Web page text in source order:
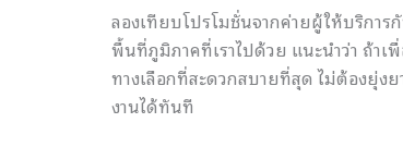
ลองเทียบโปรโมชั่นจากค่ายผู้ให้บริกา
พื้นที่ภูมิภาคที่เราไปด้วย แนะนำว่า ถ้าเ
ทางเลือกที่สะดวกสบายที่สุด ไม่ต้องยุ่ง
งานได้ทันที